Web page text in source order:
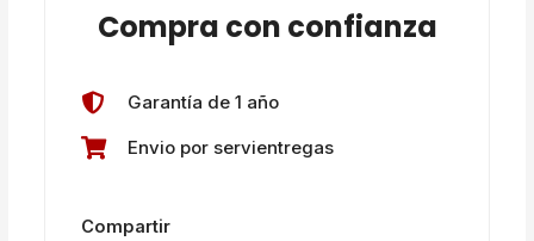
Compra con confianza
Garantía de 1 año
Envio por servientregas
Compartir